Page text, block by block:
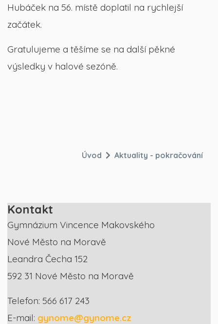
Hubáček na 56. místě doplatil na rychlejší
začátek.
Gratulujeme a těšíme se na další pěkné
výsledky v halové sezóně.
Úvod Aktuality - pokračování
Kontakt
Gymnázium Vincence Makovského
Nové Město na Moravě
Leandra Čecha 152
592 31 Nové Město na Moravě
Telefon: 566 617 243
E-mail: gynome@gynome.cz